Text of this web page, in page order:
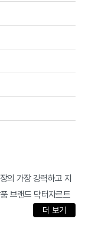
의 가장 강력하고 지
브랜드 닥터자르트
더 보기